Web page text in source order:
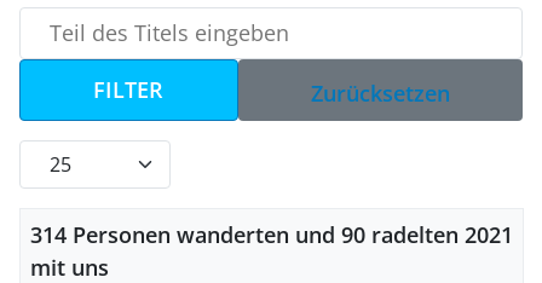
Teil des Titels eingeben
FILTER Zurücksetzen
Anzeige #
Titel
314 Personen wanderten und 90 radelten 2021
mit uns